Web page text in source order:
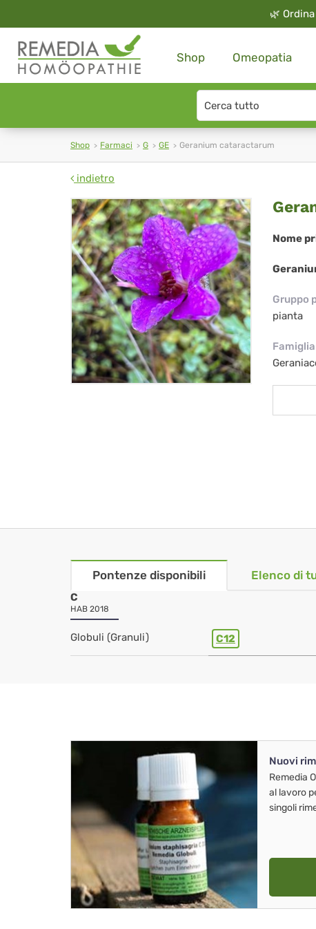
🌿
Shop Omeopatia
Search
type
Shop Farmaci G GE Geranium cataractarum
indietro
Nome
Gruppo
pianta
Famiglia
Pontenze disponibili Elenco di
C
HAB 2018
Globuli (Granuli) C12
Nuovi
Remedia
al lavoro
singoli